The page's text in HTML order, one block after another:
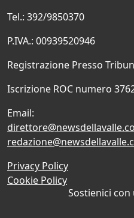
Tel.: 392/9850370
P.IVA.: 00939520946
Registrazione Presso
Iscrizione ROC numero
Email:
Privacy Policy
Cookie Policy
Sostienici